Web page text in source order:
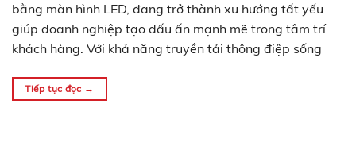
bằng màn hình LED, đang trở thành xu hướng tất yếu
giúp doanh nghiệp tạo dấu ấn mạnh mẽ trong tâm trí
khách hàng. Với khả năng truyền tải thông điệp sống
Tiếp tục đọc →